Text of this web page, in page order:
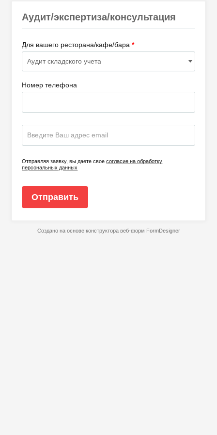
Аудит/экспертиза/консультация
Для вашего ресторана/кафе/бара*
Номер телефона
Отправляя заявку, вы даете своесогласие на обработку
персональных данных
Отправить
Создано на основе конструктора веб-форм FormDesigner